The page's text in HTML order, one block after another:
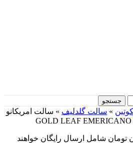
جستجو
» سالت گلدلیف » سالت امریکانو
بالای 5 میلیون تومان شامل ارسال رایگان خواهند